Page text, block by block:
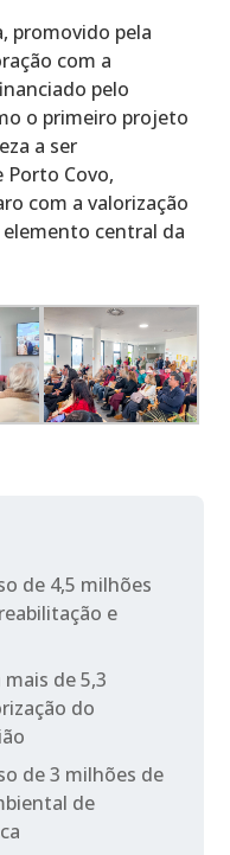
promovido pela
com a
pelo
o primeiro projeto
a ser
Porto Covo,
com a valorização
central da
de 4,5 milhões
e
de 5,3
do
de 3 milhões de
de